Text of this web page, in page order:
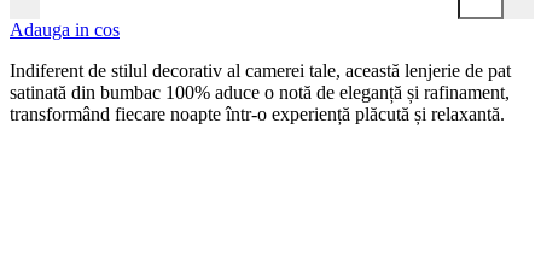
Adauga in cos
Indiferent de stilul decorativ al camerei tale, această lenjerie de pat
satinată din bumbac 100% aduce o notă de eleganță și rafinament,
transformând fiecare noapte într-o experiență plăcută și relaxantă.